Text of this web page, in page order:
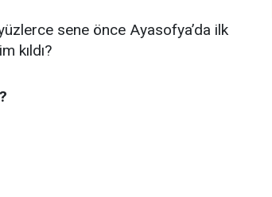
sene önce Ayasofya’da ilk
kıldı?